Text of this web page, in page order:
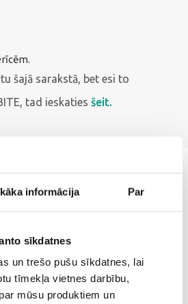
informācija Par
sīkdatnes
un trešo pušu sīkdatnes, lai
tīmekļa vietnes darbību,
mūsu produktiem un
šajā sarakstā, bet esi to
tad ieskaties šeit.